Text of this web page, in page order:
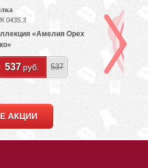
0435.3
«Амелия Орех
537 руб. 537
АКЦИИ